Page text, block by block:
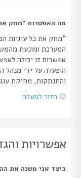
מה האפשרות “מחק את כל
“מחק את כל עוגיות
המערכת ומונעת מהמשך
אפשרות זו יכולה לאפשר
הופעלה על ידי מנהל
והתנתקות, מחיקת
חזור למעלה
אפשרויות
כיצד אני משנה את